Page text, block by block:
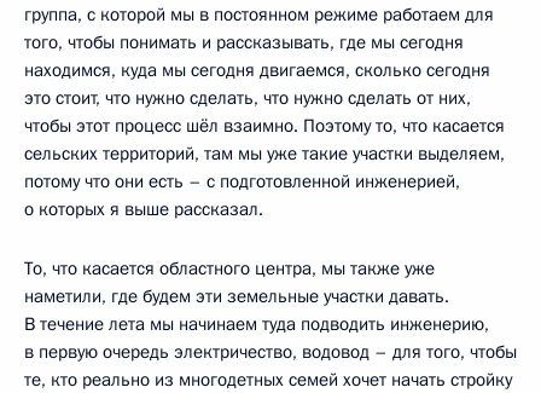
группа, с которой мы в постоянном режиме работаем для
того, чтобы понимать и рассказывать, где мы сегодня
находимся, куда мы сегодня двигаемся, сколько сегодня
это стоит, что нужно сделать, что нужно сделать от них,
чтобы этот процесс шёл взаимно. Поэтому то, что касается
сельских территорий, там мы уже такие участки выделяем,
потому что они есть – с подготовленной инженерией,
о которых я выше рассказал.
То, что касается областного центра, мы также уже
наметили, где будем эти земельные участки давать.
В течение лета мы начинаем туда подводить инженерию,
в первую очередь электричество, водовод – для того, чтобы
те, кто реально из многодетных семей хочет начать стройку